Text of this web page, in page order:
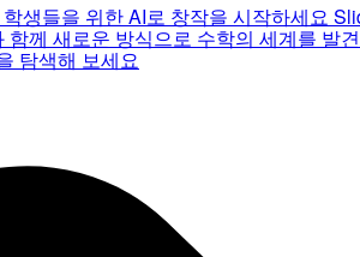
생들을 위한 AI로 창작을 시작하세요
함께 새로운 방식으로 수학의 세계를 발
탐색해 보세요